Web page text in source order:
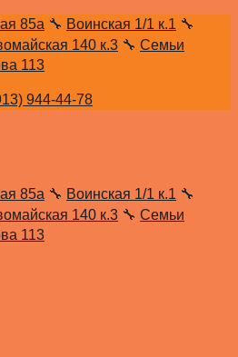
85а 🔧 Воинская 1/1 к.1 🔧
140 к.3 🔧 Семьи
113
944-44-78
85а 🔧 Воинская 1/1 к.1 🔧
140 к.3 🔧 Семьи
113